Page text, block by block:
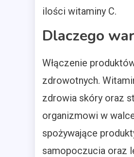
ilości witaminy C.
Dlaczego
Włączenie
zdrowotnych.
zdrowia skóry oraz
organizmowi w
spożywające
samopoczucia oraz